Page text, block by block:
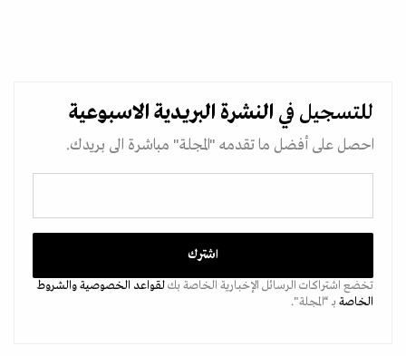
للتسجيل في النشرة البريدية الاسبوعية
احصل على أفضل ما تقدمه "المجلة" مباشرة الى بريدك.
تخضع اشتراكات الرسائل الإخبارية الخاصة بكلقواعد الخصوصيةوالشروط
الخاصة بـ “المجلة".